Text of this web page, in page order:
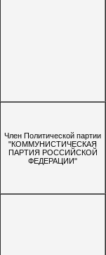
Член Политической партии
"КОММУНИСТИЧЕСКАЯ
ПАРТИЯ РОССИЙСКОЙ
ФЕДЕРАЦИИ"